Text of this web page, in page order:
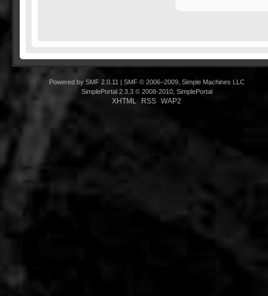
Powered by SMF 2.0.11
SMF © 2006–2009, Simple Machines LLC
SimplePortal 2.3.3 © 2008-2010, SimplePortal
XHTML RSS WAP2